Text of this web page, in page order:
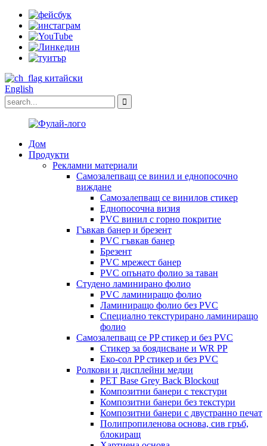
китайски
English
Дом
Продукти
Рекламни материали
Самозалепващ се винил и еднопосочно
виждане
Самозалепващ се винилов стикер
Еднопосочна визия
PVC винил с горно покритие
Гъвкав банер и брезент
PVC гъвкав банер
Брезент
PVC мрежест банер
PVC опънато фолио за таван
Студено ламинирано фолио
PVC ламиниращо фолио
Ламиниращо фолио без PVC
Специално текстурирано ламиниращо
фолио
Самозалепващ се PP стикер и без PVC
Стикер за боядисване и WR PP
Еко-сол PP стикер и без PVC
Ролкови и дисплейни медии
PET Base Grey Back Blockout
Композитни банери с текстури
Композитни банери без текстури
Композитни банери с двустранно печат
Полипропиленова основа, сив гръб,
блокиращ